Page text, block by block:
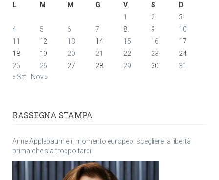
L
M M G V S
D
1
2
3
4
5 6 7 8 9
10
11
12 13 14 15 16
17
18
19 20 21 22 23
24
25
26 27 28 29 30
31
« Set
Nov »
RASSEGNA STAMPA
Anne Applebaum e il momento europeo: scegliere la libertà
prima che sia troppo tardi